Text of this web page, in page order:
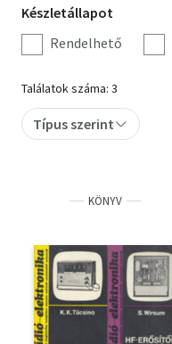
Hobbi, szabadidő
Irodalom
Művészet
Szakkönyv
Tankönyv, segédkönyv
Társadalomtudomány
Természettudomány
Történelem
Készletállapot
szűrés
Készletállapot
Rendelhető
Találatok száma: 3
Típus szerint
KÖNYV